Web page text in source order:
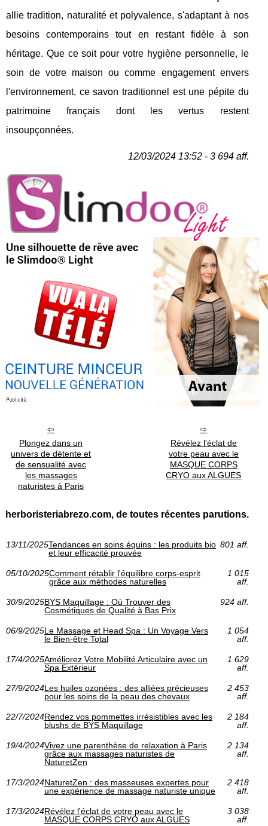
allie tradition, naturalité et polyvalence, s'adaptant à nos
besoins contemporains tout en restant fidèle à son
héritage. Que ce soit pour votre hygiène personnelle, le
soin de votre maison ou comme engagement envers
l'environnement, ce savon traditionnel est une pépite du
patrimoine français dont les vertus restent
insoupçonnées.
12/03/2024 13:52 - 3 694 aff.
Plongez dans un
univers de détente et
de sensualité avec
les massages
naturistes à Paris
Révélez l'éclat de
votre peau avec le
MASQUE CORPS
CRYO aux ALGUES
herboristeriabrezo.com, de toutes récentes parutions.
13/11/2025Tendances en soins équins : les produits bio
et leur efficacité prouvée
801 aff.
05/10/2025Comment rétablir l'équilibre corps-esprit
grâce aux méthodes naturelles
1 015
aff.
30/9/2025BYS Maquillage : Où Trouver des
Cosmétiques de Qualité à Bas Prix
924 aff.
06/9/2025Le Massage et Head Spa : Un Voyage Vers
le Bien-être Total
1 054
aff.
17/4/2025Améliorez Votre Mobilité Articulaire avec un
Spa Extérieur
1 629
aff.
27/9/2024Les huiles ozonées : des alliées précieuses
pour les soins de la peau des chevaux
2 453
aff.
22/7/2024Rendez vos pommettes irrésistibles avec les
blushs de BYS Maquillage
2 184
aff.
19/4/2024Vivez une parenthèse de relaxation à Paris
grâce aux massages naturistes de
NaturetZen
2 134
aff.
17/3/2024NaturetZen : des masseuses expertes pour
une expérience de massage naturiste unique
2 418
aff.
17/3/2024Révélez l'éclat de votre peau avec le
MASQUE CORPS CRYO aux ALGUES
3 038
aff.